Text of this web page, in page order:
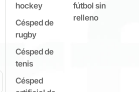
hockey
Césped de
rugby
Césped de
tenis
Césped
fútbol sin
relleno